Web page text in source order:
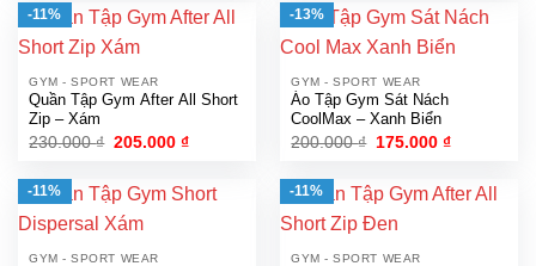
230.000 ₫.là:
205.000 ₫.
130.000 ₫.
là:
90.000 ₫.
-11%
GYM - SPORT WEAR
Quần Tập Gym After All Short
Zip – Xám
230.000₫ Giá
230.000 ₫.
205.000₫Giá
là:
205.000 ₫.
-13%
GYM - SPORT WEAR
Áo Tập Gym Sát Nách
CoolMax – Xanh Biển
200.000₫ Giá
200.000 ₫.
175.000₫Giá
là:
175.000 ₫.
-11%
GYM - SPORT WEAR
-11%
GYM - SPORT WEAR